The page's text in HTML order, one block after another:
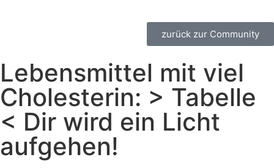
zurück zur Community
Lebensmittel mit viel
Cholesterin: > Tabelle
< Dir wird ein Licht
aufgehen!